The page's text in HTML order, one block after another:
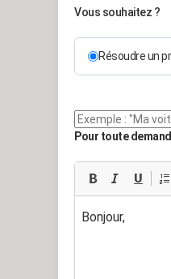
Vous souhaitez ?
Résoudre un
Pour toute